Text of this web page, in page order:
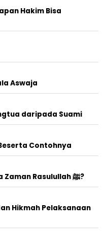
Hakim Bisa
Aswaja
daripada Suami
Contohnya
Apa Fungsi Utama Masjid pada Zaman Rasulullah ﷺ?
Hikmah Pelaksanaan